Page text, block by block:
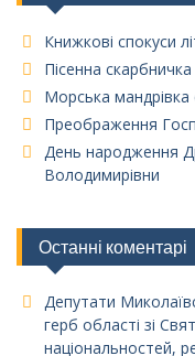
Книжкові спокуси
Пісенна скарбничка
Морська мандрівка
Преображення
День народження
Володимирівни
Останні коментарі
Депутати
герб області зі
національностей,